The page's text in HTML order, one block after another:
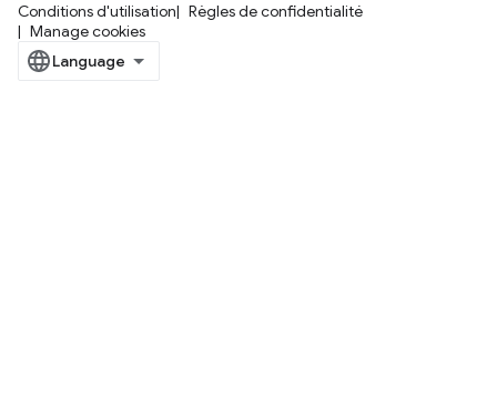
Conditions d'utilisation
Règles de confidentialité
Manage cookies